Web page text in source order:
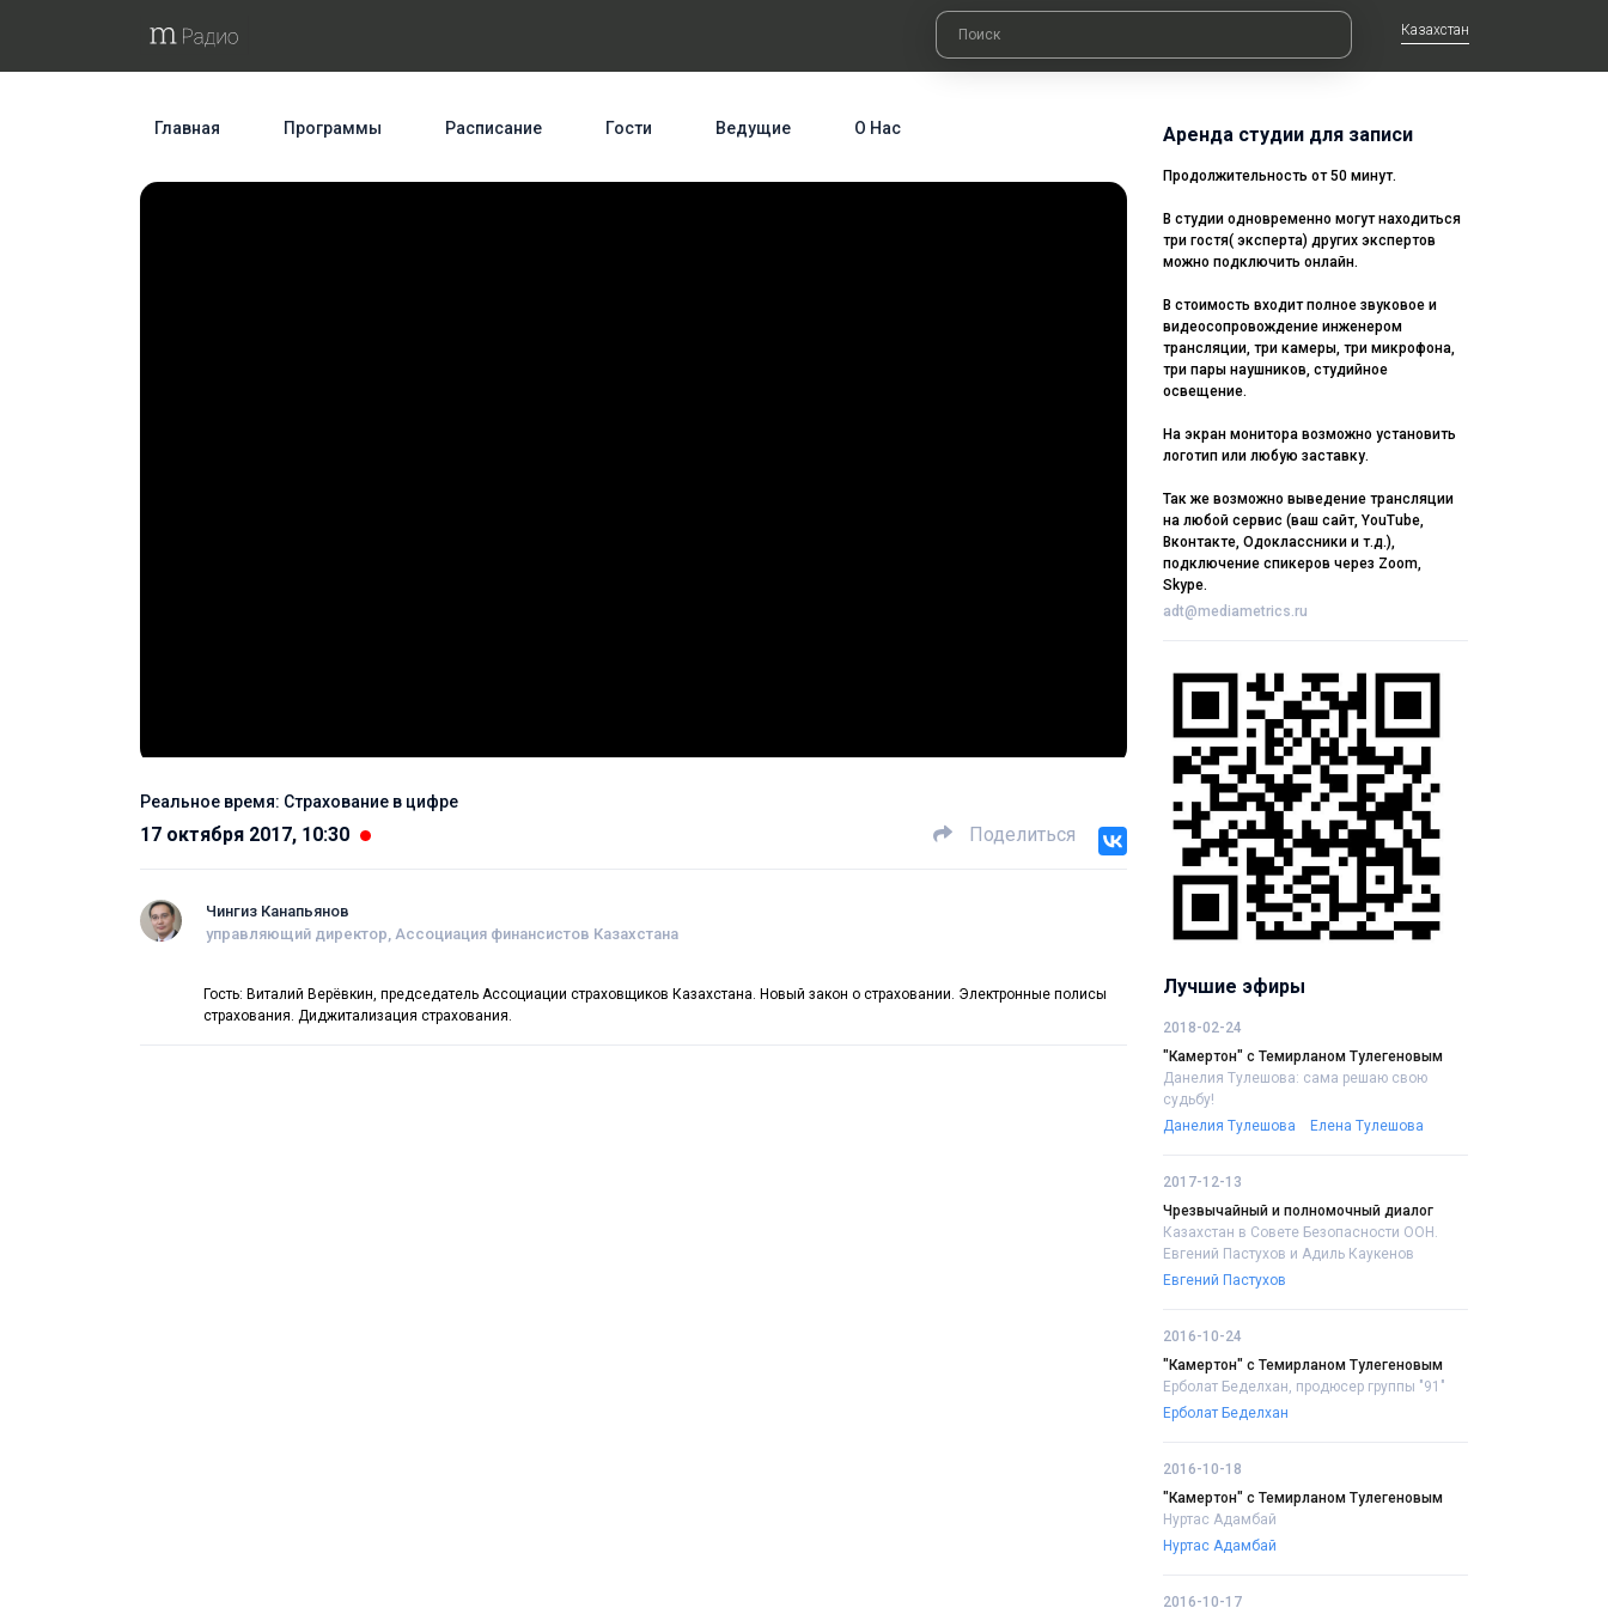
Казахстан
Главная Программы Расписание Гости Ведущие О Нас
Реальное время: Страхование в цифре
17 октября 2017, 10:30 Поделиться
Чингиз Канапьянов
управляющий директор, Ассоциация финансистов Казахстана
Гость: Виталий Верёвкин, председатель Ассоциации страховщиков Казахстана. Новый закон о страховании. Электронные полисы
страхования. Диджитализация страхования.
Аренда студии для записи
Продолжительность от 50 минут.
В студии одновременно могут находиться
три гостя( эксперта) других экспертов
можно подключить онлайн.
В стоимость входит полное звуковое и
видеосопровождение инженером
трансляции, три камеры, три микрофона,
три пары наушников, студийное
освещение.
На экран монитора возможно установить
логотип или любую заставку.
Так же возможно выведение трансляции
на любой сервис (ваш сайт, YouTube,
Вконтакте, Одоклассники и т.д.),
подключение спикеров через Zoom,
Skype.
adt@mediametrics.ru
Лучшие эфиры
2018-02-24
"Камертон" с Темирланом Тулегеновым
Данелия Тулешова: сама решаю свою
судьбу!
Данелия Тулешова
Елена Тулешова
2017-12-13
Чрезвычайный и полномочный диалог
Казахстан в Совете Безопасности ООН.
Евгений Пастухов и Адиль Каукенов
Евгений Пастухов
2016-10-24
"Камертон" с Темирланом Тулегеновым
Ерболат Беделхан, продюсер группы "91"
Ерболат Беделхан
2016-10-18
"Камертон" с Темирланом Тулегеновым
Нуртас Адамбай
Нуртас Адамбай
2016-10-17